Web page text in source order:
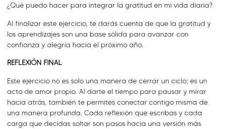
¿Qué puedo hacer para integrar la gratitud en mi vida diaria?
Al finalizar este ejercicio, te darás cuenta de que la gratitud y
los aprendizajes son una base sólida para avanzar con
confianza y alegría hacia el próximo año.
REFLEXIÓN FINAL
Este ejercicio no es solo una manera de cerrar un ciclo; es un
acto de amor propio. Al darte el tiempo para pausar y mirar
hacia atrás, también te permites conectar contigo misma de
una manera profunda. Cada reflexión que escribas y cada
carga que decidas soltar son pasos hacia una versión más